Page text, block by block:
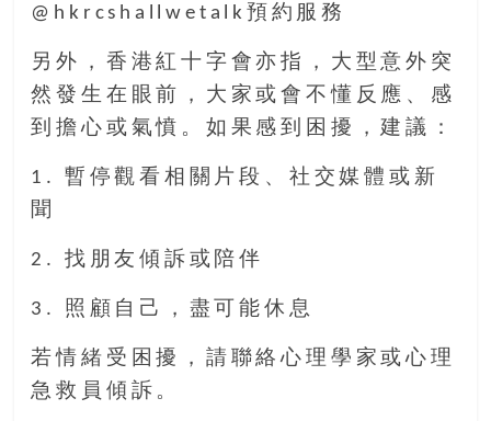
著
觀
積
極
態
度，
迎
接
盛
第
二
@hkrcshallwetalk預約服務
另外，香港紅十字會亦指，大型意外突
然發生在眼前，大家或會不懂反應、感
到擔心或氣憤。如果感到困擾，建議：
1. 暫停觀看相關片段、社交媒體或新
聞
2. 找朋友傾訴或陪伴
3. 照顧自己，盡可能休息
若情緒受困擾，請聯絡心理學家或心理
急救員傾訴。